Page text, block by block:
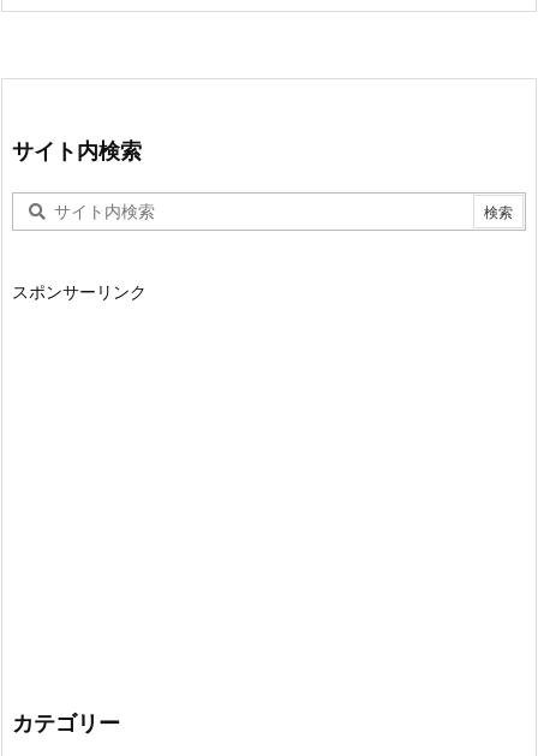
サイト内検索
スポンサーリンク
カテゴリー